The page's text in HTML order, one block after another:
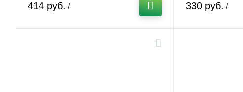
414 руб. / 330 руб. /